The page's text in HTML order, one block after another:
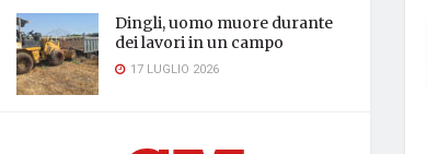
Dingli, uomo muore durante
dei lavori in un campo
17 LUGLIO 2026